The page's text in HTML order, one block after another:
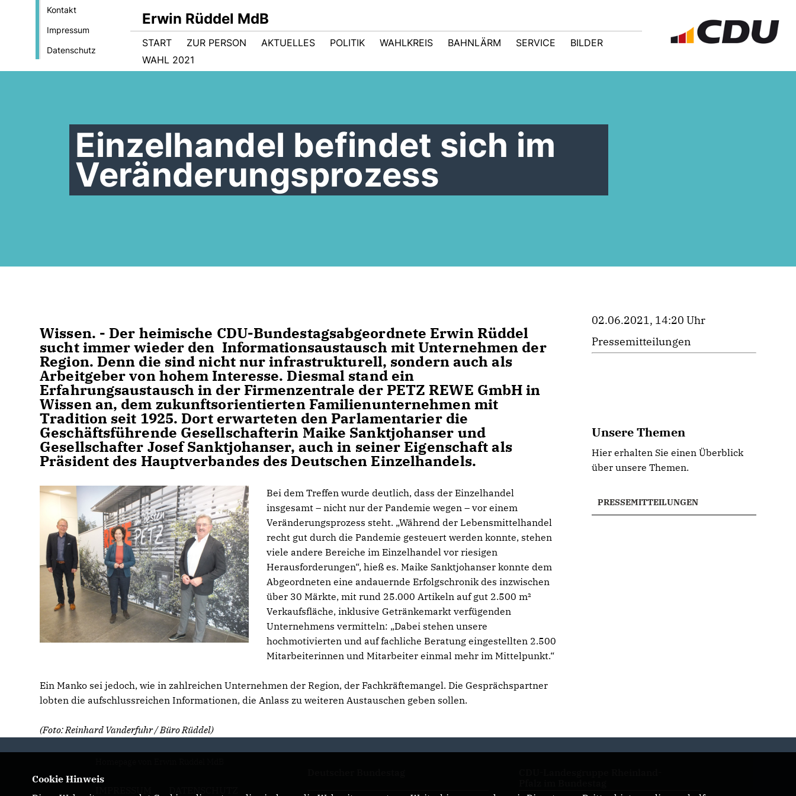
Kontakt
Impressum
Datenschutz
Erwin Rüddel MdB
START ZUR PERSON AKTUELLES POLITIK WAHLKREIS BAHNLÄRM SERVICE
BILDER
WAHL 2021
Einzelhandel befindet sich im
Veränderungsprozess
Wissen. - Der heimische CDU-Bundestagsabgeordnete Erwin Rüddel
sucht immer wieder den Informationsaustausch mit Unternehmen der
Region. Denn die sind nicht nur infrastrukturell, sondern auch als
Arbeitgeber von hohem Interesse. Diesmal stand ein
Erfahrungsaustausch in der Firmenzentrale der PETZ REWE GmbH in
Wissen an, dem zukunftsorientierten Familienunternehmen mit
Tradition seit 1925. Dort erwarteten den Parlamentarier die
Geschäftsführende Gesellschafterin Maike Sanktjohanser und
Gesellschafter Josef Sanktjohanser, auch in seiner Eigenschaft als
Präsident des Hauptverbandes des Deutschen Einzelhandels.
Bei dem Treffen wurde deutlich, dass der Einzelhandel
insgesamt – nicht nur der Pandemie wegen – vor einem
Veränderungsprozess steht. „Während der Lebensmittelhandel
recht gut durch die Pandemie gesteuert werden konnte, stehen
viele andere Bereiche im Einzelhandel vor riesigen
Herausforderungen“, hieß es. Maike Sanktjohanser konnte dem
Abgeordneten eine andauernde Erfolgschronik des inzwischen
über 30 Märkte, mit rund 25.000 Artikeln auf gut 2.500 m²
Verkaufsfläche, inklusive Getränkemarkt verfügenden
Unternehmens vermitteln: „Dabei stehen unsere
hochmotivierten und auf fachliche Beratung eingestellten 2.500
Mitarbeiterinnen und Mitarbeiter einmal mehr im Mittelpunkt.“
Ein Manko sei jedoch, wie in zahlreichen Unternehmen der Region, der Fachkräftemangel. Die Gesprächspartner
lobten die aufschlussreichen Informationen, die Anlass zu weiteren Austauschen geben sollen.
(Foto: Reinhard Vanderfuhr / Büro Rüddel)
02.06.2021, 14:20 Uhr
Pressemitteilungen
Unsere Themen
Hier erhalten Sie einen Überblick
über unsere Themen.
PRESSEMITTEILUNGEN
Cookie Hinweis